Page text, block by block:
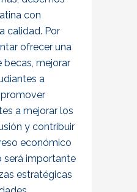
con
calidad. Por
ofrecer una
becas, mejorar
a
a mejorar los
y contribuir
económico
será importante
estratégicas